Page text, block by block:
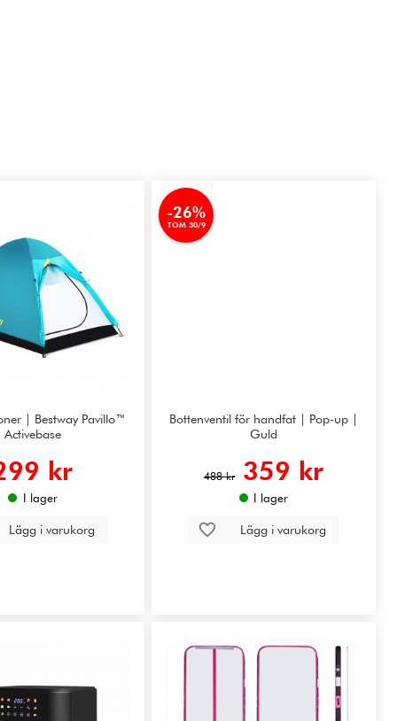
| Bestway Pavillo™
Activebase
kr
I lager
Lägg i varukorg
-26%
TOM 30/9
Bottenventil för handfat | Pop-up |
Guld
488 kr 359 kr
I lager
Lägg i varukorg